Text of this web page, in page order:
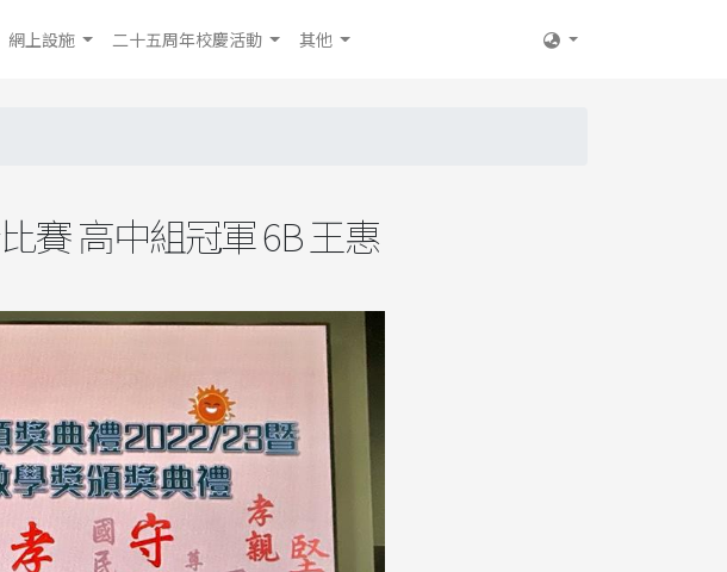
網上設施 二十五周年校慶活動 其他
賽 高中組冠軍 6B 王惠